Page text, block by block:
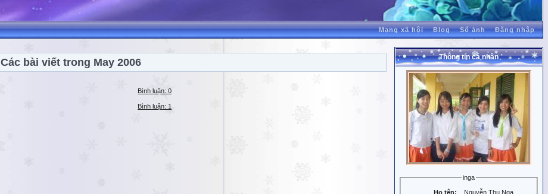
Mạng xã hội Blog Sổ ảnh Đăng nhập
Các bài viết trong May 2006
Bình luận: 0
Bình luận: 1
Thông tin cá nhân
inga
Họ tên: Nguyễn Thu Nga